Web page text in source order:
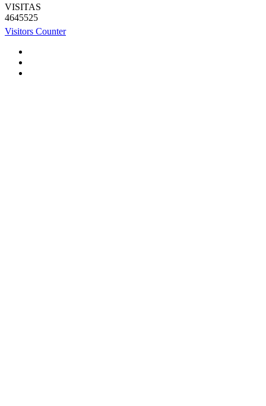
VISITAS
4645525
Visitors Counter